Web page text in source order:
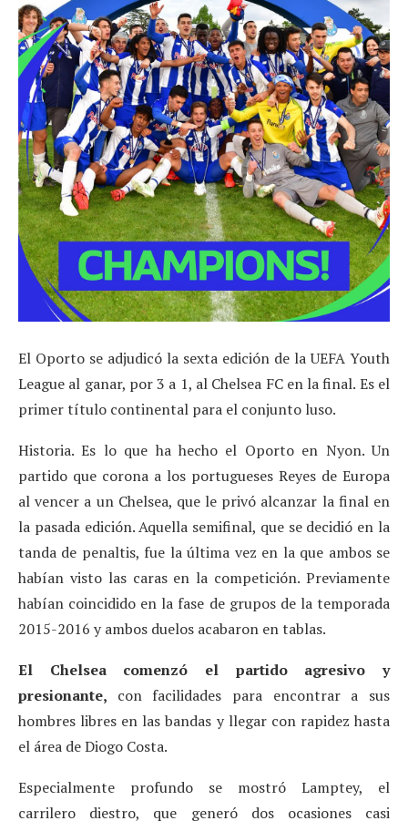
El Oporto se adjudicó la sexta edición de la UEFA Youth
League al ganar, por 3 a 1, al Chelsea FC en la final. Es el
primer título continental para el conjunto luso.
Historia. Es lo que ha hecho el Oporto en Nyon. Un
partido que corona a los portugueses Reyes de Europa
al vencer a un Chelsea, que le privó alcanzar la final en
la pasada edición. Aquella semifinal, que se decidió en la
tanda de penaltis, fue la última vez en la que ambos se
habían visto las caras en la competición. Previamente
habían coincidido en la fase de grupos de la temporada
2015-2016 y ambos duelos acabaron en tablas.
El Chelsea comenzó el partido agresivo y
presionante, con facilidades para encontrar a sus
hombres libres en las bandas y llegar con rapidez hasta
el área de Diogo Costa.
Especialmente profundo se mostró Lamptey, el
carrilero diestro, que generó dos ocasiones casi